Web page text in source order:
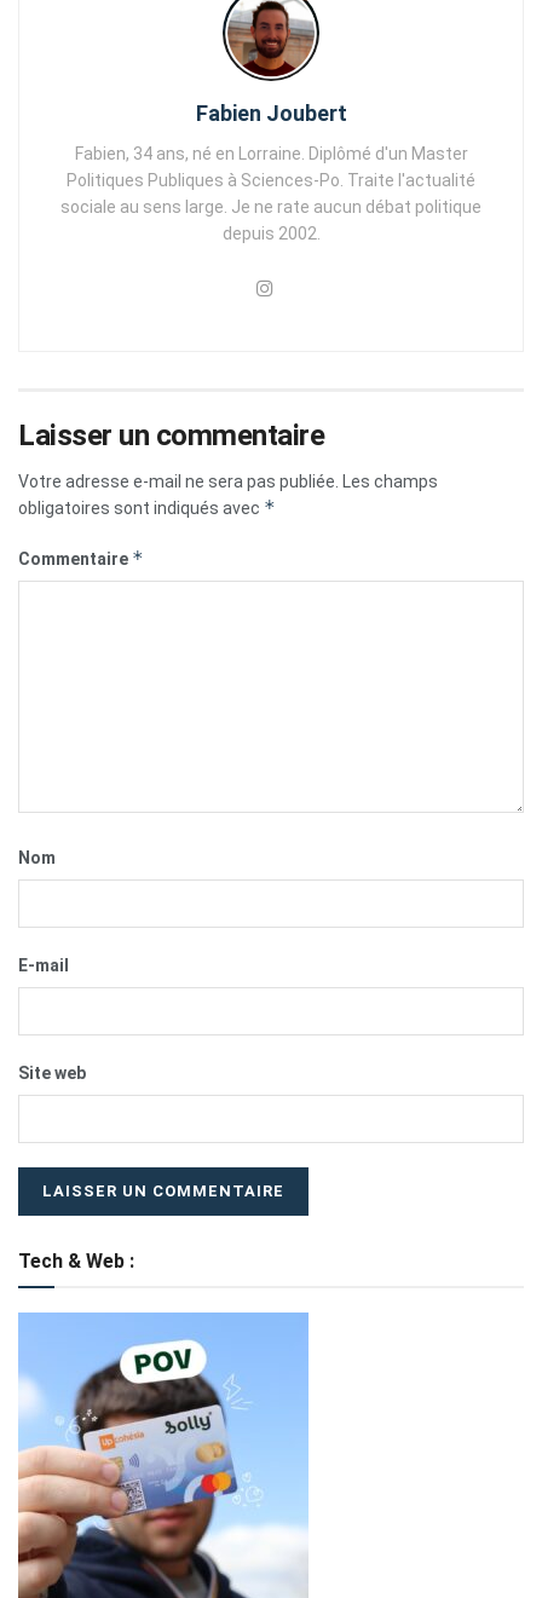
Fabien Joubert
Fabien, 34 ans, né en Lorraine. Diplômé d'un Master
Politiques Publiques à Sciences-Po. Traite l'actualité
sociale au sens large. Je ne rate aucun débat politique
depuis 2002.
Laisser un commentaire
Votre adresse e-mail ne sera pas publiée. Les champs
obligatoires sont indiqués avec *
Commentaire *
Nom
E-mail
Site web
Tech & Web :